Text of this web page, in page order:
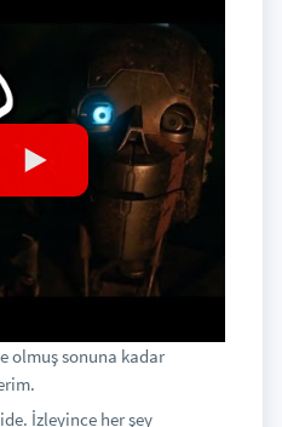
olmuş sonuna kadar
İzleyince her şey